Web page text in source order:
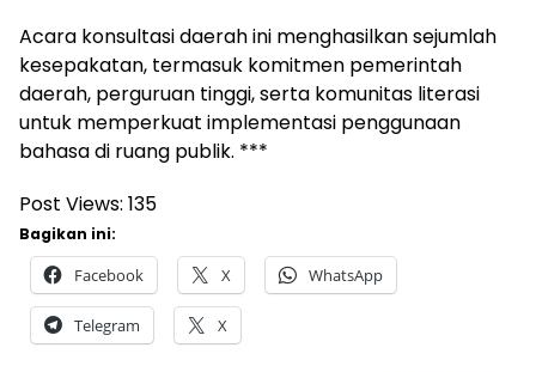
Acara konsultasi daerah ini menghasilkan sejumlah
kesepakatan, termasuk komitmen pemerintah
daerah, perguruan tinggi, serta komunitas literasi
untuk memperkuat implementasi penggunaan
bahasa di ruang publik. ***
Post Views: 135
Bagikan ini:
Facebook X WhatsApp
Telegram X